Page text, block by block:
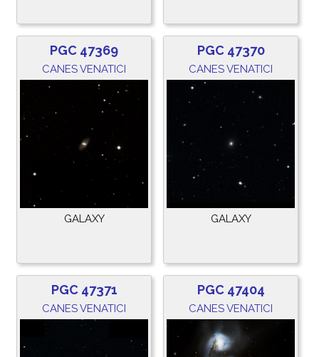
PGC 47369
CANES VENATICI
GALAXY
PGC 47370
CANES VENATICI
GALAXY
PGC 47371
CANES VENATICI
PGC 47404
CANES VENATICI